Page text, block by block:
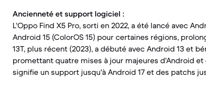
Ancienneté et support logiciel :
L'Oppo Find X5 Pro, sorti en 2022, a été lancé avec
Android 15 (ColorOS 15) pour certaines régions,
13T, plus récent (2023), a débuté avec Android 13 et
promettant quatre mises à jour majeures d'Android
signifie un support jusqu'à Android 17 et des patchs